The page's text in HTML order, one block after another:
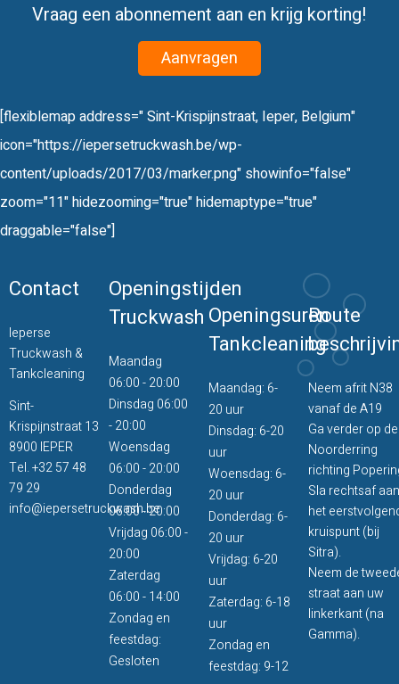
Vraag een abonnement aan en krijg korting!
Aanvragen
[flexiblemap address=" Sint-Krispijnstraat, Ieper, Belgium"
icon="https://iepersetruckwash.be/wp-
content/uploads/2017/03/marker.png" showinfo="false"
zoom="11" hidezooming="true" hidemaptype="true"
draggable="false"]
Contact
Ieperse
Truckwash &
Tankcleaning
Sint-
Krispijnstraat 13
8900 IEPER
Tel.+32 57 48
79 29
info@iepersetruckwash.be
Openingstijden
Truckwash
Maandag
06:00 - 20:00
Dinsdag 06:00
- 20:00
Woensdag
06:00 - 20:00
Donderdag
06:00 - 20:00
Vrijdag 06:00 -
20:00
Zaterdag
06:00 - 14:00
Zondag en
feestdag:
Gesloten
Openingsuren
Tankcleaning
Maandag: 6-
20 uur
Dinsdag: 6-20
uur
Woensdag: 6-
20 uur
Donderdag: 6-
20 uur
Vrijdag: 6-20
uur
Zaterdag: 6-18
uur
Zondag en
feestdag: 9-12
Route
Neem afrit N38
vanaf de A19
Ga verder op de
Noorderring
richting
Sla rechtsaf aan
het
kruispunt (bij
Sitra).
Neem de
straat aan uw
linkerkant (na
Gamma).